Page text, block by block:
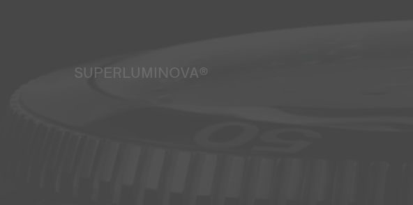
SUPERLUMINOVA®